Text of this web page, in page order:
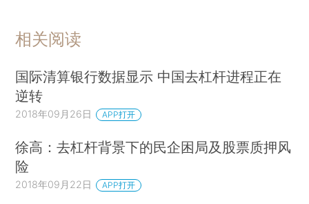
相关阅读
国际清算银行数据显示 中国去杠杆进程正在
逆转
2018年09月26日 APP打开
徐高：去杠杆背景下的民企困局及股票质押风
险
2018年09月22日 APP打开